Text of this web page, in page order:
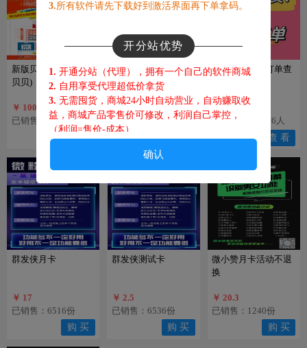
新版贝贝永久卡(微商
贝贝)
￥ 1000026
已销售：2692份
购 买
新版贝贝月卡(微商贝
贝)
￥ 1000003
已销售：1871份
购 买
订单没发货？订单查
戳我查单
访问量：296236人
查 看
群发侠月卡
￥ 17
已销售：6516份
购 买
群发侠测试卡
￥ 2.5
已销售：6536份
购 买
微小赞月卡活动不退
换
￥ 20.3
已销售：1240份
购 买
3.所有软件请先下载好到激活界面再下单拿码。
开分站优势
1. 开通分站（代理），拥有一个自己的软件商城
2. 自用享受代理超低价拿货
3. 无需囤货，商城24小时自动营业，自动赚取收
益，商城产品零售价可修改，利润自己掌控，
（利润=售价-成本 ）
4.
客户在你商城开通分站代理 提成也属于你，躺
赚！
6.你的代理每出一单你都有佣金，躺赚！
售后须知
1.不可刷机换机，不可恢复出厂设置，不可系统
升级、 更换手机卡等操作，激活码请妥善保管，
苹果用户请勿打开广告追踪标识。
2.如遇腾讯查封，政府查封，开发商被抓跑路，
服务器系统维护瘫痪，等不可抗拒因素，概不退
确认